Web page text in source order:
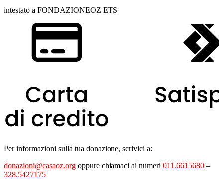
intestato a FONDAZIONEOZ ETS
Per informazioni sulla tua donazione, scrivici a:
donazioni@casaoz.org oppure chiamaci ai numeri 011.6615680 –
328.5427175